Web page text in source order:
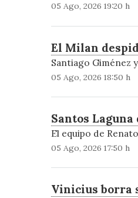
05 Ago, 2026 19:20 h
El Milan
Santiago Giménez
05 Ago, 2026 18:50 h
Santos
El equipo de
05 Ago, 2026 17:50 h
Vinicius borra